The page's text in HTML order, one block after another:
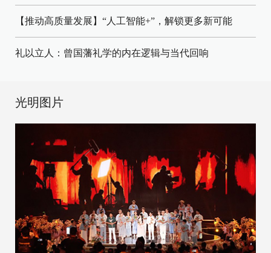
【推动高质量发展】“人工智能+”，解锁更多新可能
礼以立人：曾国藩礼学的内在逻辑与当代回响
光明图片